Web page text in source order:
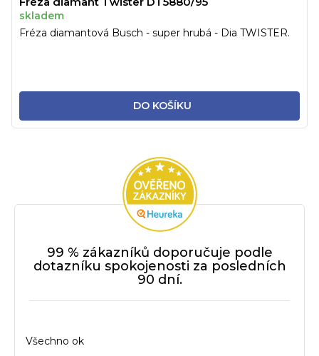
skladem
DO KOŠÍKU
Fréza diamantová Busch - super hrubá - Dia TWISTER.
99 % zákazníků doporučuje podle
dotazníku spokojenosti za posledních
90 dní.
Všechno ok